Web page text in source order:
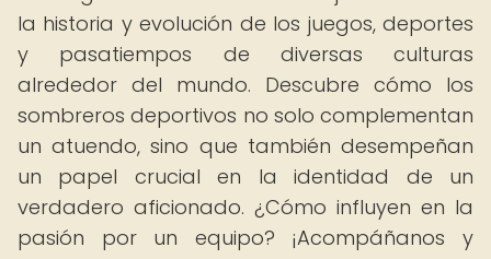
la historia y evolución de los juegos, deportes
y pasatiempos de diversas culturas
alrededor del mundo. Descubre cómo los
sombreros deportivos no solo complementan
un atuendo, sino que también desempeñan
un papel crucial en la identidad de un
verdadero aficionado. ¿Cómo influyen en la
pasión por un equipo? ¡Acompáñanos y